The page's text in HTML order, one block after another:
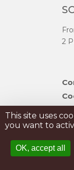
2
This site uses
you want to
OK, accept all